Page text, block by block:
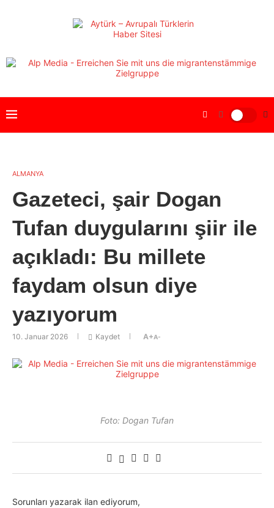
ALMANYA
Gazeteci, şair Dogan
Tufan duygularını şiir ile
açıkladı: Bu millete
faydam olsun diye
yazıyorum
10. Januar 2026 Kaydet A+A-
Foto: Dogan Tufan
Sorunları yazarak ilan ediyorum,